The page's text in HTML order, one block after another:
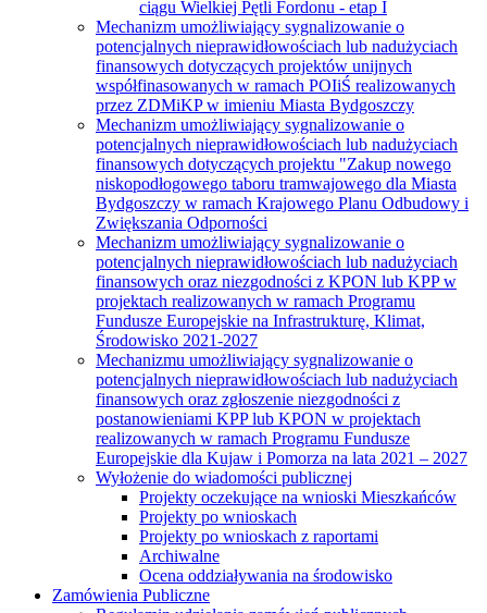
ciągu Wielkiej Pętli Fordonu - etap I
Mechanizm umożliwiający sygnalizowanie o
potencjalnych nieprawidłowościach lub nadużyciach
finansowych dotyczących projektów unijnych
współfinasowanych w ramach POIiŚ realizowanych
przez ZDMiKP w imieniu Miasta Bydgoszczy
Mechanizm umożliwiający sygnalizowanie o
potencjalnych nieprawidłowościach lub nadużyciach
finansowych dotyczących projektu "Zakup nowego
niskopodłogowego taboru tramwajowego dla Miasta
Bydgoszczy w ramach Krajowego Planu Odbudowy i
Zwiększania Odporności
Mechanizm umożliwiający sygnalizowanie o
potencjalnych nieprawidłowościach lub nadużyciach
finansowych oraz niezgodności z KPON lub KPP w
projektach realizowanych w ramach Programu
Fundusze Europejskie na Infrastrukturę, Klimat,
Środowisko 2021-2027
Mechanizmu umożliwiający sygnalizowanie o
potencjalnych nieprawidłowościach lub nadużyciach
finansowych oraz zgłoszenie niezgodności z
postanowieniami KPP lub KPON w projektach
realizowanych w ramach Programu Fundusze
Europejskie dla Kujaw i Pomorza na lata 2021 – 2027
Wyłożenie do wiadomości publicznej
Projekty oczekujące na wnioski Mieszkańców
Projekty po wnioskach
Projekty po wnioskach z raportami
Archiwalne
Ocena oddziaływania na środowisko
Zamówienia Publiczne